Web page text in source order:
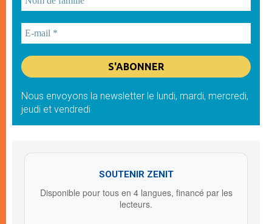
Nous envoyons la newsletter le lundi, mardi, mercredi,
jeudi et vendredi
SOUTENIR ZENIT
Disponible pour tous en 4 langues, financé par les
lecteurs.